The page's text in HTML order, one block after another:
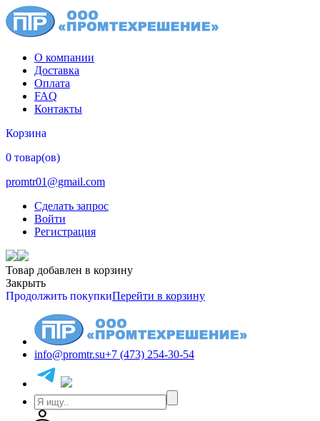
О компании
Доставка
Оплата
FAQ
Контакты
Корзина
0 товар(ов)
promtr01@gmail.com
Сделать запрос
Войти
Регистрация
Товар добавлен в корзину
Закрыть
Продолжить покупкиПерейти в корзину
info@promtr.su+7 (473) 254-30-54